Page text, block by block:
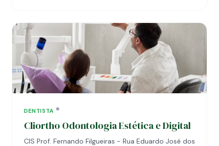
DENTISTA
Cliortho Odontologia Estética e Digital
CIS Prof. Fernando Filgueiras - Rua Eduardo José dos